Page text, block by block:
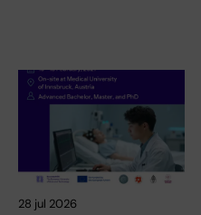
28 jul 2026